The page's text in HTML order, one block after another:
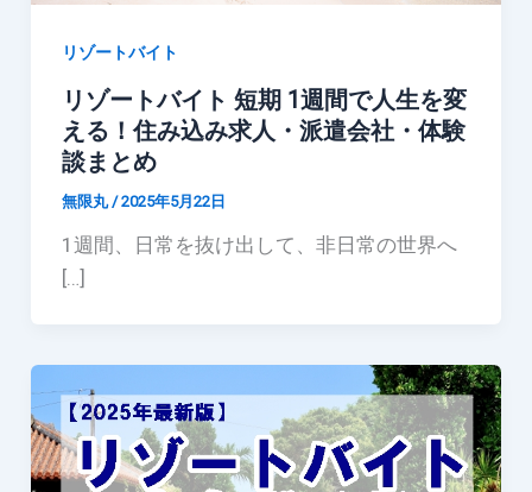
リゾートバイト
リゾートバイト 短期 1週間で人生を変
える！住み込み求人・派遣会社・体験
談まとめ
無限丸 /2025年5月22日
1週間、日常を抜け出して、非日常の世界へ
[…]